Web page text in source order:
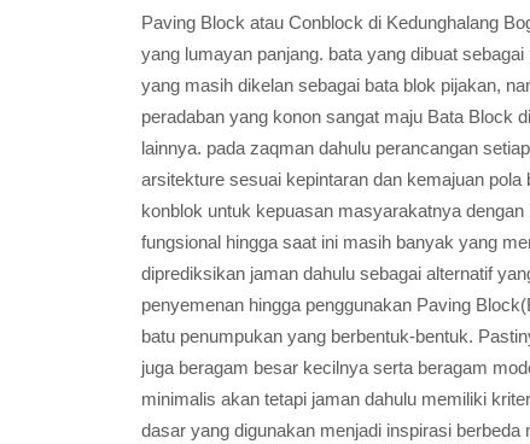
Paving Block atau Conblock di Kedunghalang
yang lumayan panjang. bata yang dibuat
yang masih dikelan sebagai bata blok pijakan,
peradaban yang konon sangat maju Bata Block
lainnya. pada zaqman dahulu perancangan
arsitekture sesuai kepintaran dan kemajuan
konblok untuk kepuasan masyarakatnya
fungsional hingga saat ini masih banyak yang
diprediksikan jaman dahulu sebagai alternatif
penyemenan hingga penggunakan Paving
batu penumpukan yang berbentuk-bentuk.
juga beragam besar kecilnya serta beragam
minimalis akan tetapi jaman dahulu memiliki
dasar yang digunakan menjadi inspirasi